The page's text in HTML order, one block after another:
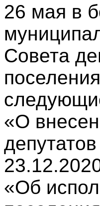
26 мая в
Совета
«О
«Об